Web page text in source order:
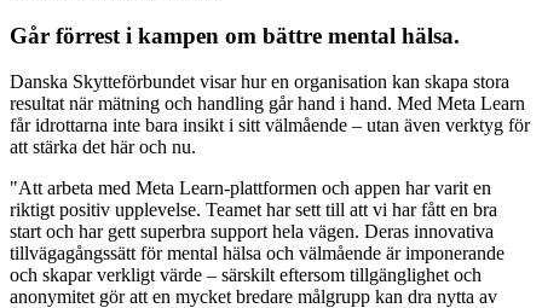
Går förrest i kampen om bättre mental hälsa.
Danska Skytteförbundet visar hur en organisation kan skapa stora
resultat när mätning och handling går hand i hand. Med Meta Learn
får idrottarna inte bara insikt i sitt välmående – utan även verktyg för
att stärka det här och nu.
"Att arbeta med Meta Learn-plattformen och appen har varit en
riktigt positiv upplevelse. Teamet har sett till att vi har fått en bra
start och har gett superbra support hela vägen. Deras innovativa
tillvägagångssätt för mental hälsa och välmående är imponerande
och skapar verkligt värde – särskilt eftersom tillgänglighet och
anonymitet gör att en mycket bredare målgrupp kan dra nytta av